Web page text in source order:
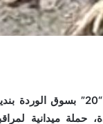
حملة ميدانية